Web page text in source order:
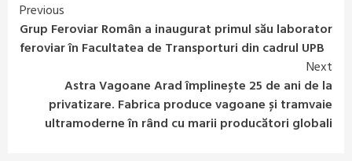
Continue
Reading
Previous
Grup Feroviar Român a inaugurat primul său laborator
feroviar în Facultatea de Transporturi din cadrul UPB
Next
Astra Vagoane Arad împlinește 25 de ani de la
privatizare. Fabrica produce vagoane și tramvaie
ultramoderne în rând cu marii producători globali